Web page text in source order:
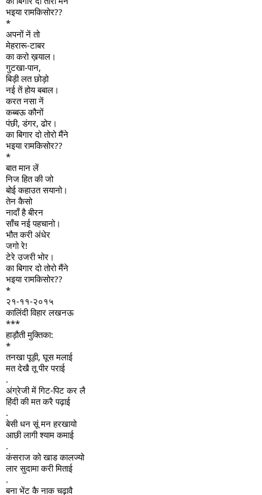
भइया रामकिसोर??
*
अपनों नें तो
मेहरारू-टाबर
का करो ख़याल।
गुटखा-पान,
बिड़ी लत छोड़ो
नई तें होय बबाल।
करत नसा नें
कब्बऊ कौनों
पंछी, डंगर, ढोर।
का बिगार दो तोरो मैंने
भइया रामकिसोर??
*
बात मान लें
निज हित की जो
बोई कहाउत सयानो।
तेन कैसो
नादाँ है बीरन
साँच नई पहचानो।
भौत करी अंधेर
जगो रे!
टेरे उजरी भोर।
का बिगार दो तोरो मैंने
भइया रामकिसोर??
*
२१-११-२०१५
कालिंदी विहार लखनऊ
***
हाड़ौती मुक्तिका:
*
तनखा पूड़ी, घूस मलाई
मत देखै तू पीर पराई
.
अंग्रेजी में गिट-पिट कर लै
हिंदी की मत करै पढ़ाई
.
बेसी धन सूं मन हरखायो
आछी लागी श्याम कमाई
.
कंसराज को खाड कालज्यो
लार सुदामा करी मिताई
.
बना भेंट कै नाक चढ़ावै